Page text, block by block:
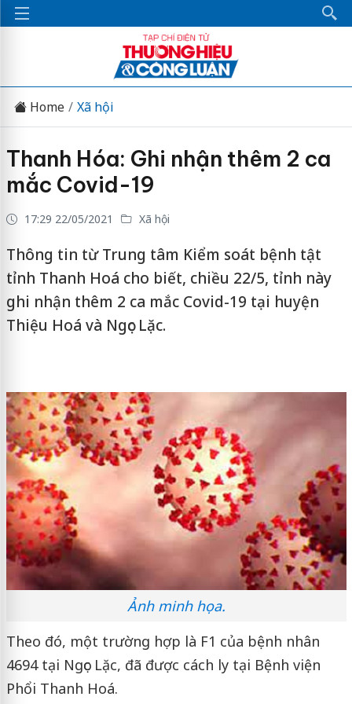
Home Xã hội
Thanh Hóa: Ghi nhận thêm 2 ca
mắc Covid-19
17:29 22/05/2021 Xã hội
Thông tin từ Trung tâm Kiểm soát bệnh tật
tỉnh Thanh Hoá cho biết, chiều 22/5, tỉnh này
ghi nhận thêm 2 ca mắc Covid-19 tại huyện
Thiệu Hoá và Ngọc Lặc.
Ảnh minh họa.
Theo đó, một trường hợp là F1 của bệnh nhân
4694 tại Ngọc Lặc, đã được cách ly tại Bệnh viện
Phổi Thanh Hoá.